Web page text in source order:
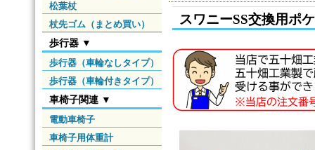
松葉杖
杖先ゴム（まとめ買い）
歩行器 ▼
歩行器（車輪なしタイプ）
歩行器（車輪付きタイプ）
車椅子関連 ▼
電動車椅子
車椅子用体重計
スワニーSS交換用ポ